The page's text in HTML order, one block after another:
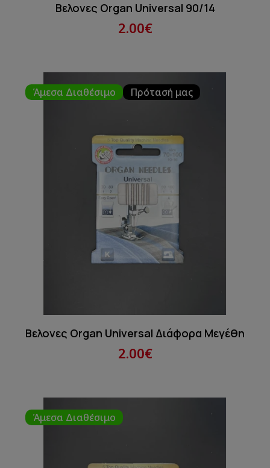
Βελονες Organ Universal 90/14
2.00€
Άμεσα Διαθέσιμο Πρότασή μας
Βελονες Organ Universal Διάφορα Μεγέθη
2.00€
Άμεσα Διαθέσιμο